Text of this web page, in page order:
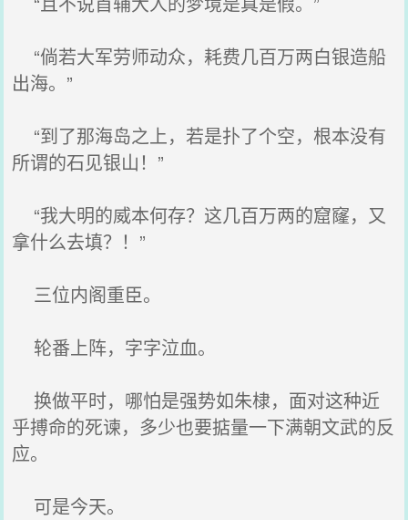
“倘若大军劳师动众，耗费几百万两白银造船
出海。”
“到了那海岛之上，若是扑了个空，根本没有
所谓的石见银山！”
“我大明的威本何存？这几百万两的窟窿，又
拿什么去填？！”
三位内阁重臣。
轮番上阵，字字泣血。
换做平时，哪怕是强势如朱棣，面对这种近
乎搏命的死谏，多少也要掂量一下满朝文武的反
应。
可是今天。